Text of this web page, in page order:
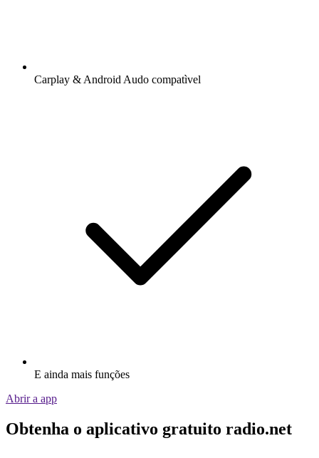
Carplay & Android Audo compatìvel
E ainda mais funções
Abrir a app
Obtenha o aplicativo gratuito radio.net